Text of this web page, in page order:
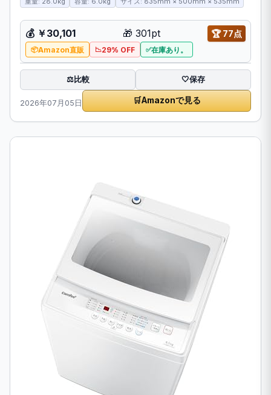
💰 ￥30,101 🎁 301pt 🏆77点
Amazon直販 29% OFF 在庫あり。
⚖️比較 🤍保存
2026年07月05日 🛒Amazonで見る